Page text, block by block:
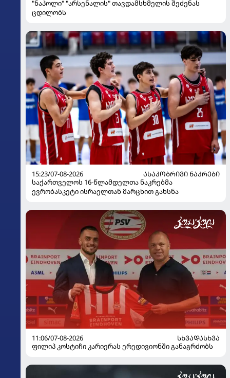
"ნაპოლი" "არსენალის" თავდამსხმელის შეძენას
ცდილობს
15:23/07-08-2026
ᲐᲡᲐᲙᲝᲑᲠᲘᲕᲘ ᲜᲐᲙᲠᲔᲑᲘ
საქართველოს 16-წლამდელთა ნაკრებმა
ევრობასკეტი ისრაელთან მარცხით გახსნა
11:06/07-08-2026
ᲡᲮᲕᲐᲓᲐᲡᲮᲕᲐ
ფილიპ კოსტიჩი კარიერას ერედივიონში განაგრძობს